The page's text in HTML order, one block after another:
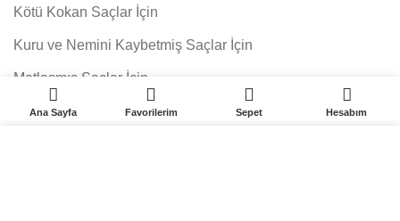
Kötü Kokan Saçlar İçin
Kuru ve Nemini Kaybetmiş Saçlar İçin
Matlaşmış Saçlar İçin
Saç Dökülmesi İçin
Ana Sayfa Favorilerim Sepet Hesabım